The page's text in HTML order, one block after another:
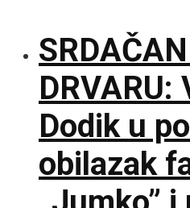
DRVARU:
Dodik u
obilazak